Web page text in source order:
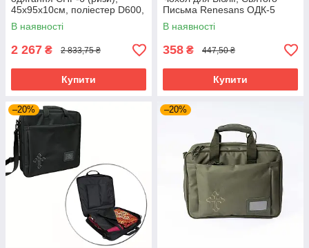
45х95х10см, поліестер D600,
з вишивкою хрестом
В наявності
2 267 ₴ 2 833,75 ₴
Купити
Письма Renesans ОДК-5
В наявності
358 ₴ 447,50 ₴
Купити
–20% –20%